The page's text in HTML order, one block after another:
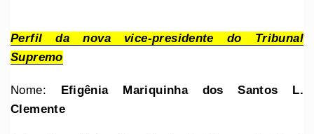
Perfil da nova vice-presidente do Tribunal
Supremo
Nome: Efigênia Mariquinha dos Santos L.
Clemente